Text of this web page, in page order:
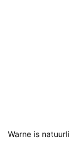
Warne is